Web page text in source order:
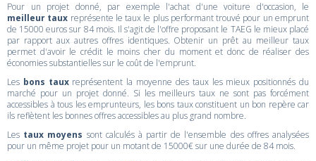
Pour un projet donné, par exemple l'achat d'une voiture d'occasion, le
meilleur taux représente le taux le plus performant trouvé pour un emprunt
de 15000 euros sur 84 mois. Il s'agit de l'offre proposant le TAEG le mieux placé
par rapport aux autres offres identiques. Obtenir un prêt au meilleur taux
permet d'avoir le crédit le moins cher du moment et donc de réaliser des
économies substantielles sur le coût de l'emprunt.
Les bons tauxreprésentent la moyenne des taux les mieux positionnés du
marché pour un projet donné. Si les meilleurs taux ne sont pas forcément
accessibles à tous les emprunteurs, les bons taux constituent un bon repère car
ils reflètent les bonnes offres accessibles au plus grand nombre.
Les taux moyens sont calculés à partir de l'ensemble des offres analysées
pour un même projet pour un motant de 15000€ sur une durée de 84 mois.